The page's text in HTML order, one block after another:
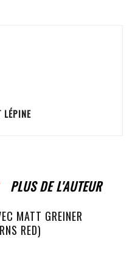
LÉPINE
PLUS DE L'AUTEUR
MATT GREINER
RED)